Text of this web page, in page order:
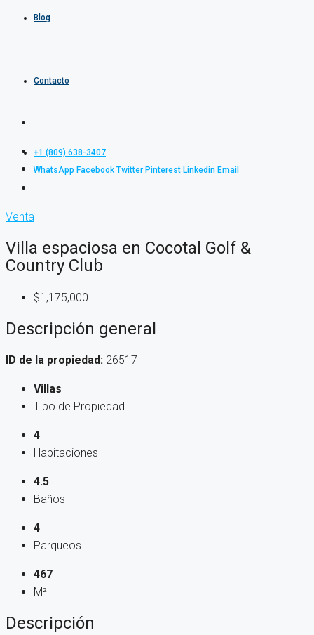
Blog
Contacto
+1 (809) 638-3407
WhatsApp Facebook Twitter Pinterest Linkedin Email
Venta
Villa espaciosa en Cocotal Golf &
Country Club
$1,175,000
Descripción general
ID de la propiedad: 26517
Villas
Tipo de Propiedad
4
Habitaciones
4.5
Baños
4
Parqueos
467
M²
Descripción